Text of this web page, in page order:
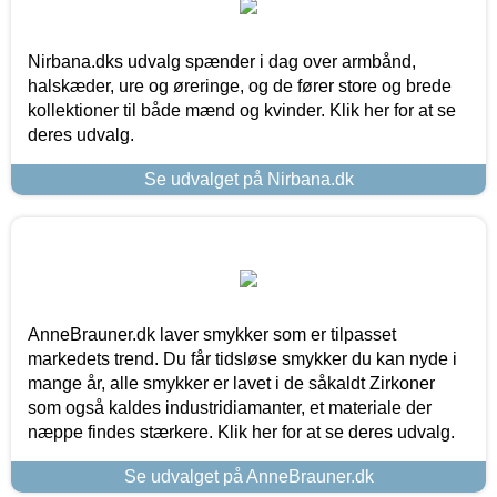
Nirbana.dks udvalg spænder i dag over armbånd,
halskæder, ure og øreringe, og de fører store og brede
kollektioner til både mænd og kvinder. Klik her for at se
deres udvalg.
Se udvalget på Nirbana.dk
AnneBrauner.dk laver smykker som er tilpasset
markedets trend. Du får tidsløse smykker du kan nyde i
mange år, alle smykker er lavet i de såkaldt Zirkoner
som også kaldes industridiamanter, et materiale der
næppe findes stærkere. Klik her for at se deres udvalg.
Se udvalget på AnneBrauner.dk